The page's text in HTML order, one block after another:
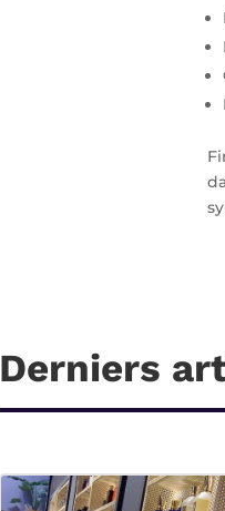
Derniers